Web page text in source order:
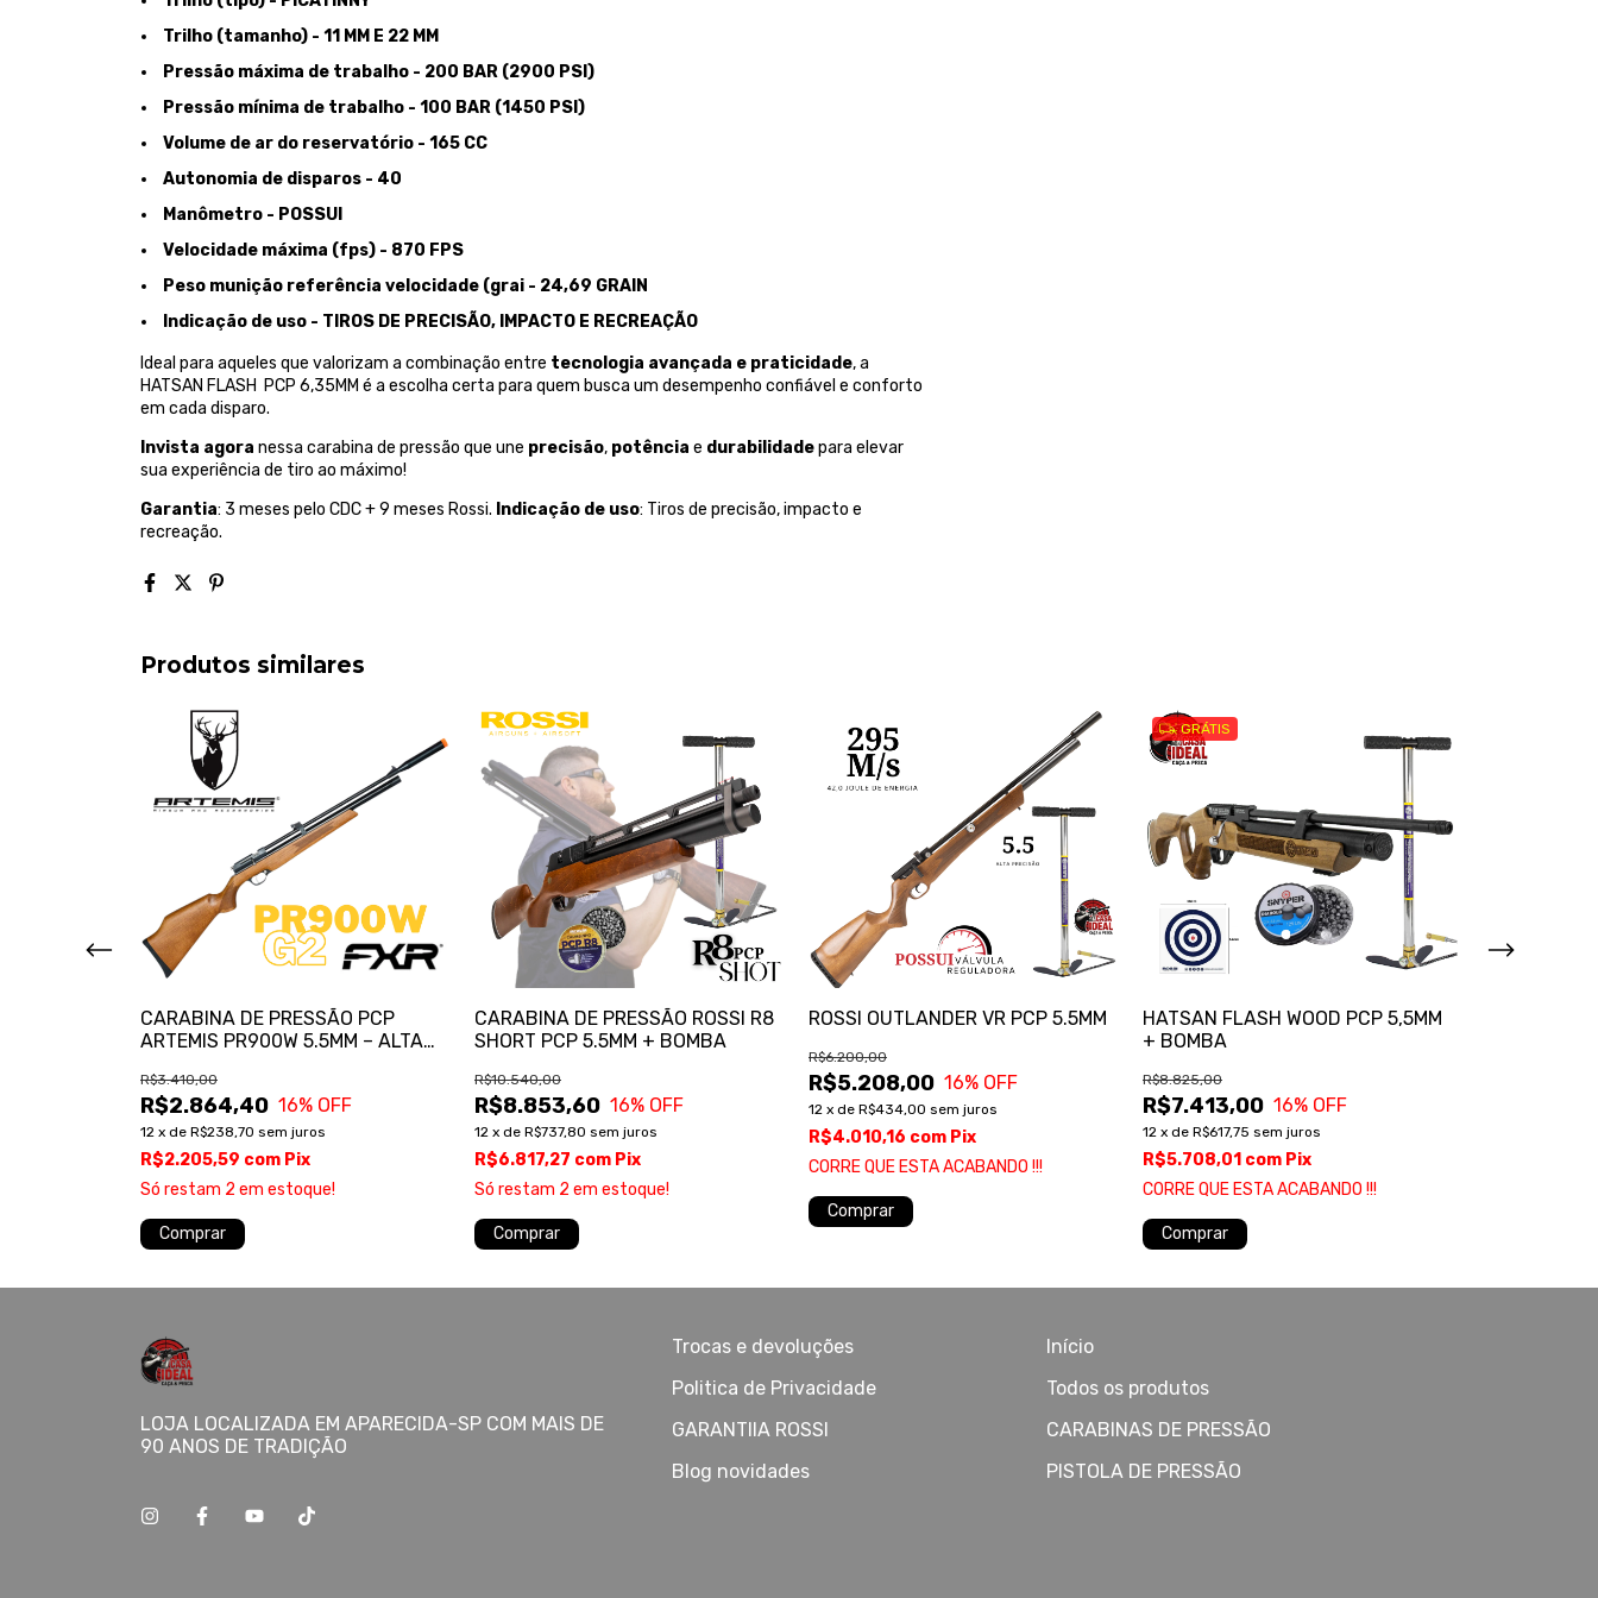
Trilho (tamanho) - 11 MM E 22 MM
Pressão máxima de trabalho - 200 BAR (2900 PSI)
Pressão mínima de trabalho - 100 BAR (1450 PSI)
Volume de ar do reservatório - 165 CC
Autonomia de disparos - 40
Manômetro - POSSUI
Velocidade máxima (fps) - 870 FPS
Peso munição referência velocidade (grai - 24,69 GRAIN
Indicação de uso - TIROS DE PRECISÃO, IMPACTO E RECREAÇÃO
Ideal para aqueles que valorizam a combinação entre tecnologia avançada e praticidade, a
HATSAN FLASH PCP 6,35MM é a escolha certa para quem busca um desempenho confiável e conforto
em cada disparo.
Invista agora nessa carabina de pressão que une precisão, potência e durabilidadepara elevar
sua experiência de tiro ao máximo!
Garantia: 3 meses pelo CDC + 9 meses Rossi. Indicação de uso: Tiros de precisão, impacto e
recreação.
Produtos similares
CARABINA DE PRESSÃO PCP
ARTEMIS PR900W 5.5MM – ALTA
R$2.864,40
R$3.410,00
16% OFF
12 x de R$238,70 sem juros
R$2.205,59 com Pix
Só restam 2 em estoque!
Comprar
CARABINA DE PRESSÃO ROSSI R8
SHORT PCP 5.5MM + BOMBA
R$8.853,60
R$10.540,00
16% OFF
12 x de R$737,80 sem juros
R$6.817,27 com Pix
Só restam 2 em estoque!
Comprar
ROSSI OUTLANDER VR PCP 5.5MM
R$5.208,00
R$6.200,00
16% OFF
12 x de R$434,00 sem juros
R$4.010,16 com Pix
CORRE QUE ESTA ACABANDO !!!
Comprar
GRÁTIS
HATSAN FLASH WOOD PCP 5,5MM
+ BOMBA
R$7.413,00
R$8.825,00
16% OFF
12 x de R$617,75 sem juros
R$5.708,01 com Pix
CORRE QUE ESTA ACABANDO !!!
Comprar
LOJA LOCALIZADA EM APARECIDA-SP COM MAIS DE
90 ANOS DE TRADIÇÃO
Trocas e devoluções
Politica de Privacidade
GARANTIIA ROSSI
Blog novidades
Início
Todos os produtos
CARABINAS DE PRESSÃO
PISTOLA DE PRESSÃO